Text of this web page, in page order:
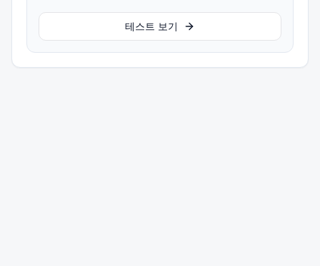
테스트 보기